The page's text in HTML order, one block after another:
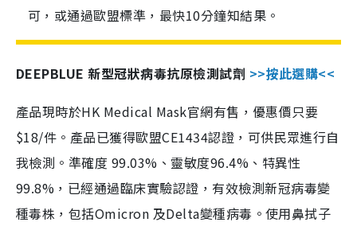
可，或通過歐盟標準，最快10分鐘知結果。
DEEPBLUE 新型冠狀病毒抗原檢測試劑 >>按此選購<<
產品現時於HK Medical Mask官網有售，優惠價只要
$18/件。產品已獲得歐盟CE1434認證，可供民眾進行自
我檢測。準確度 99.03%、靈敏度96.4%、特異性
99.8%，已經通過臨床實驗認證，有效檢測新冠病毒變
種毒株，包括Omicron 及Delta變種病毒。使用鼻拭子